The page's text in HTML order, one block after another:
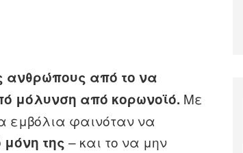
ανθρώπους από το να
μόλυνση από κορωνοϊό. Με
εμβόλια φαινόταν να
της – και το να μην